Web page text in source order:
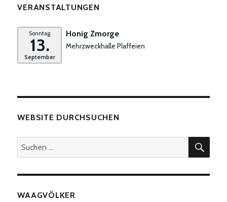
VERANSTALTUNGEN
Sonntag
13.
September
Honig Zmorge
Mehrzweckhalle Plaffeien
WEBSITE DURCHSUCHEN
Suchen
nach:
WAAGVÖLKER